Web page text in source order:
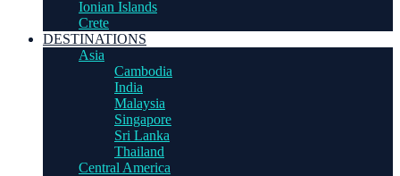
Ionian Islands
Crete
DESTINATIONS
Asia
Cambodia
India
Malaysia
Singapore
Sri Lanka
Thailand
Central America